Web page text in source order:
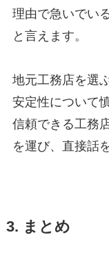
理由で急いでい
と言えます。
地元工務店を選
安定性について
信頼できる工務
を運び、直接話
3. まとめ